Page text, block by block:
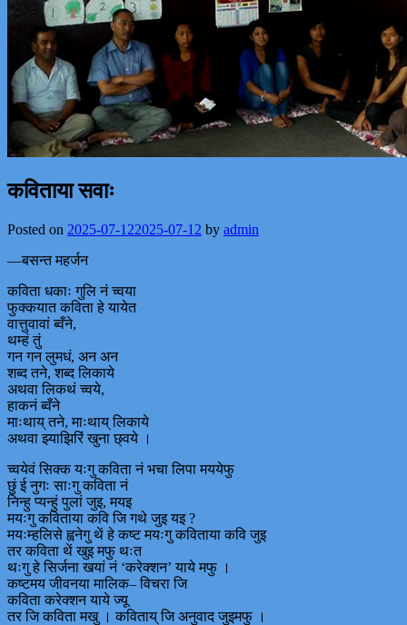
कविताया सवाः
Posted on 2025-07-122025-07-12 by admin
––बसन्त महर्जन
कविता धकाः गुलि नं च्वया
फुक्कयात कविता हे यायेत
वात्तुवावां ब्वँने,
थम्हं तुं
गन गन लुमधं, अन अन
शब्द तने, शब्द लिकाये
अथवा लिकथं च्वये,
हाकनं ब्वँने
माःथाय् तने, माःथाय् लिकाये
अथवा झ्याझिरिं खुना छ्वये ।
च्वयेवं सिक्क यःगु कविता नं भचा लिपा मययेफु
छुं ई नुगः साःगु कविता नं
निन्हु प्यन्हुं पुलां जुइ, मयइ
मयःगु कविताया कवि जि गथे जुइ यइ ?
मयःम्हलिसे ह्वनेगु थें हे कष्ट मयःगु कविताया कवि जुइ
तर कविता थें खुइ मफु थःत
थःगु हे सिर्जना खयां नं ‘करेक्शन’ याये मफु ।
कष्टमय जीवनया मालिक– विचरा जि
कविता करेक्शन याये ज्यू
तर जि कविता मखु । कविताय् जि अनुवाद जुइमफु ।